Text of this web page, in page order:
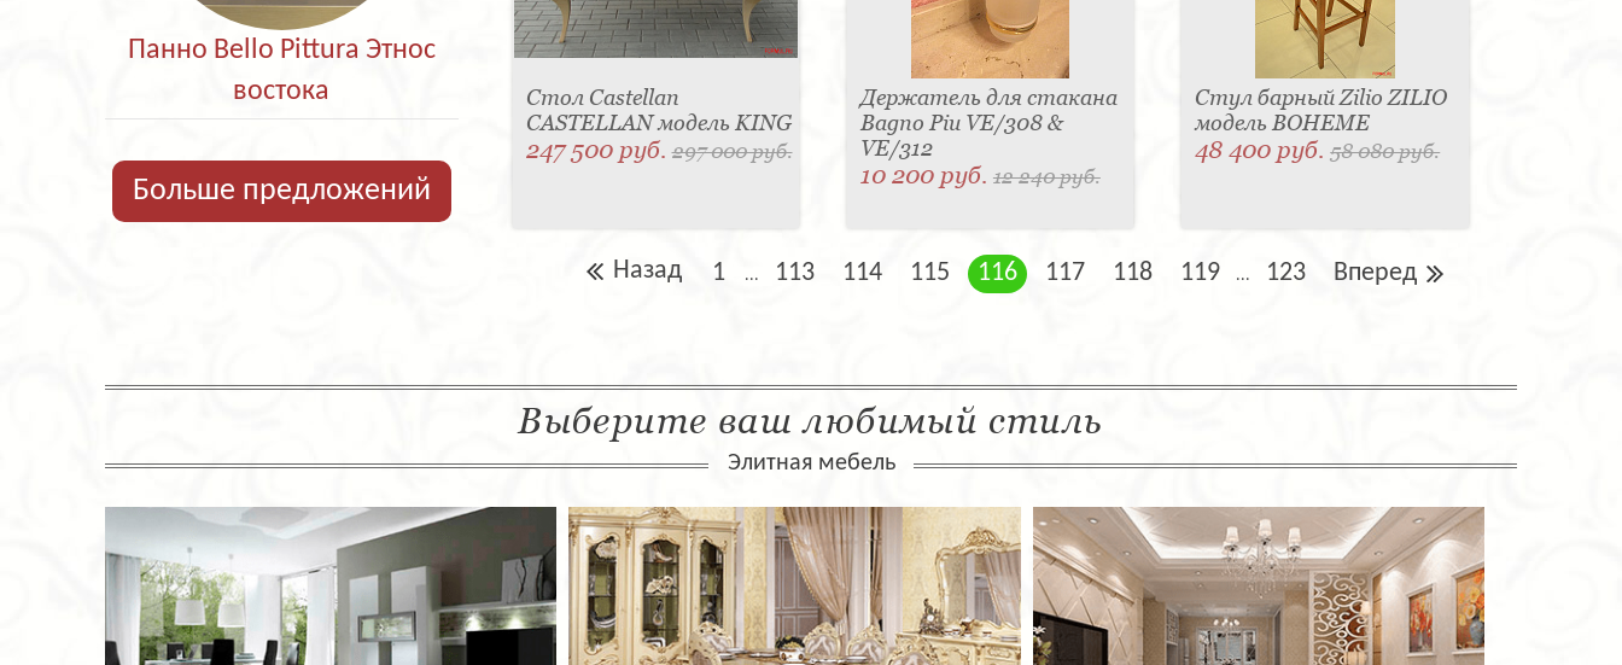
Панно Bello Pittura Этнос
востока
Больше предложений
Стол Castellan
CASTELLAN модель KING
247 500 руб.297 000 руб.
Держатель для стакана
Bagno Piu VE/308 &
VE/312
10 200 руб. 12 240 руб.
Стул барный Zilio ZILIO
модель BOHEME
48 400 руб.58 080 руб.
Назад 1 ... 113 114 115 116 117 118 119 ... 123 Вперед
Выберите ваш любимый стиль
Элитная мебель